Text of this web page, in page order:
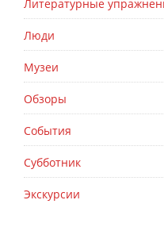
Литературные
Люди
Музеи
Обзоры
События
Субботник
Экскурсии